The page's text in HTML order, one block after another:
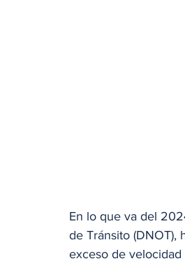
En lo que va del
de Tránsito (DNOT),
exceso de